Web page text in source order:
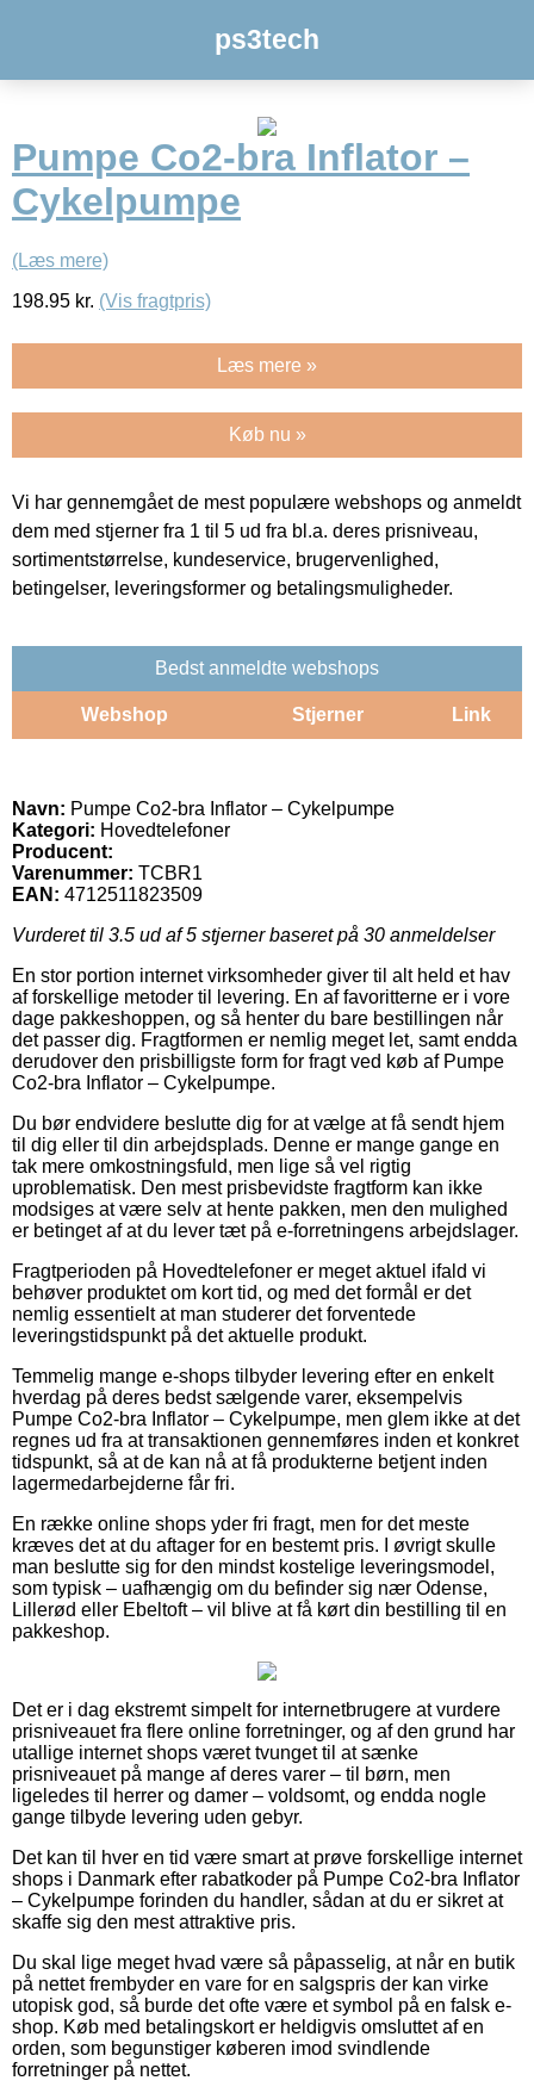
ps3tech
Pumpe Co2-bra Inflator –
Cykelpumpe
(Læs mere)
198.95 kr. (Vis fragtpris)
Læs mere »
Køb nu »
Vi har gennemgået de mest populære webshops og anmeldt
dem med stjerner fra 1 til 5 ud fra bl.a. deres prisniveau,
sortimentstørrelse, kundeservice, brugervenlighed,
betingelser, leveringsformer og betalingsmuligheder.
Bedst anmeldte webshops
Webshop Stjerner Link
Navn: Pumpe Co2-bra Inflator – Cykelpumpe
Kategori: Hovedtelefoner
Producent:
Varenummer: TCBR1
EAN: 4712511823509
Vurderet til 3.5 ud af 5 stjerner baseret på 30 anmeldelser
En stor portion internet virksomheder giver til alt held et hav
af forskellige metoder til levering. En af favoritterne er i vore
dage pakkeshoppen, og så henter du bare bestillingen når
det passer dig. Fragtformen er nemlig meget let, samt endda
derudover den prisbilligste form for fragt ved køb af Pumpe
Co2-bra Inflator – Cykelpumpe.
Du bør endvidere beslutte dig for at vælge at få sendt hjem
til dig eller til din arbejdsplads. Denne er mange gange en
tak mere omkostningsfuld, men lige så vel rigtig
uproblematisk. Den mest prisbevidste fragtform kan ikke
modsiges at være selv at hente pakken, men den mulighed
er betinget af at du lever tæt på e-forretningens arbejdslager.
Fragtperioden på Hovedtelefoner er meget aktuel ifald vi
behøver produktet om kort tid, og med det formål er det
nemlig essentielt at man studerer det forventede
leveringstidspunkt på det aktuelle produkt.
Temmelig mange e-shops tilbyder levering efter en enkelt
hverdag på deres bedst sælgende varer, eksempelvis
Pumpe Co2-bra Inflator – Cykelpumpe, men glem ikke at det
regnes ud fra at transaktionen gennemføres inden et konkret
tidspunkt, så at de kan nå at få produkterne betjent inden
lagermedarbejderne får fri.
En række online shops yder fri fragt, men for det meste
kræves det at du aftager for en bestemt pris. I øvrigt skulle
man beslutte sig for den mindst kostelige leveringsmodel,
som typisk – uafhængig om du befinder sig nær Odense,
Lillerød eller Ebeltoft – vil blive at få kørt din bestilling til en
pakkeshop.
Det er i dag ekstremt simpelt for internetbrugere at vurdere
prisniveauet fra flere online forretninger, og af den grund har
utallige internet shops været tvunget til at sænke
prisniveauet på mange af deres varer – til børn, men
ligeledes til herrer og damer – voldsomt, og endda nogle
gange tilbyde levering uden gebyr.
Det kan til hver en tid være smart at prøve forskellige internet
shops i Danmark efter rabatkoder på Pumpe Co2-bra Inflator
– Cykelpumpe forinden du handler, sådan at du er sikret at
skaffe sig den mest attraktive pris.
Du skal lige meget hvad være så påpasselig, at når en butik
på nettet frembyder en vare for en salgspris der kan virke
utopisk god, så burde det ofte være et symbol på en falsk e-
shop. Køb med betalingskort er heldigvis omsluttet af en
orden, som begunstiger køberen imod svindlende
forretninger på nettet.